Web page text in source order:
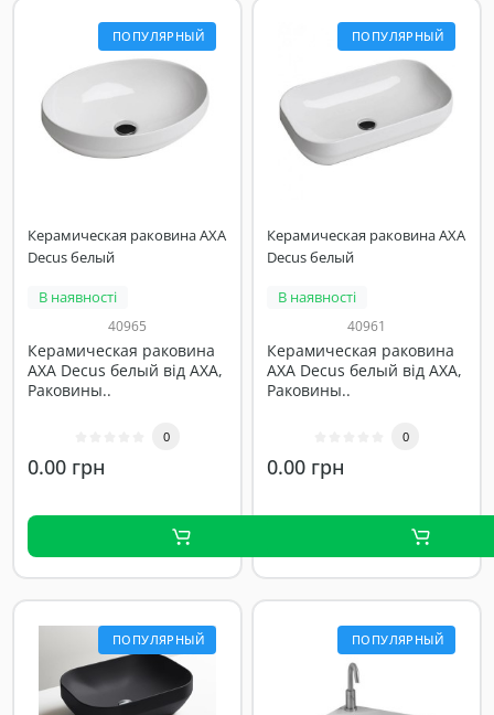
ПОПУЛЯРНЫЙ
Керамическая раковина AXA
Decus белый
В наявності
40965
Керамическая раковина
AXA Decus белый від AXA,
Раковины..
0
0.00 грн
ПОПУЛЯРНЫЙ
Керамическая раковина AXA
Decus белый
В наявності
40961
Керамическая раковина
AXA Decus белый від AXA,
Раковины..
0
0.00 грн
ПОПУЛЯРНЫЙ ПОПУЛЯРНЫЙ